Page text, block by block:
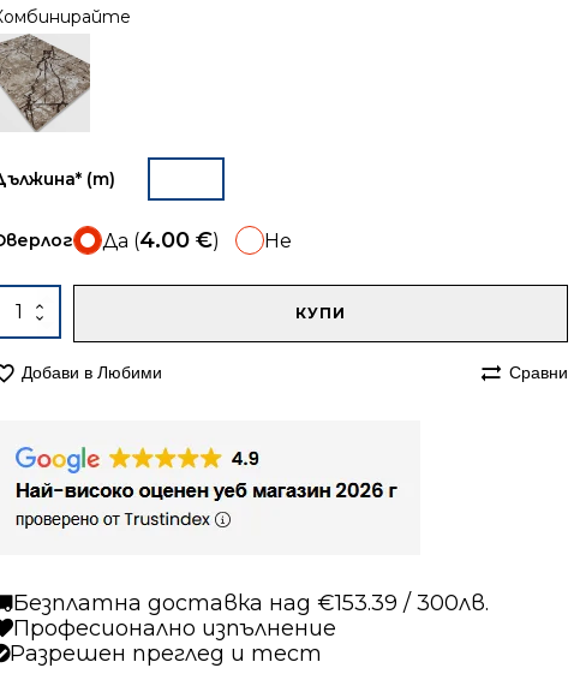
(m)
Да (4.00€) Не
количество
2414
бежова
КУПИ
Добави в Любими Сравни
Безплатна доставка над €153.39 / 300лв.
Професионално изпълнение
Разрешен преглед и тест